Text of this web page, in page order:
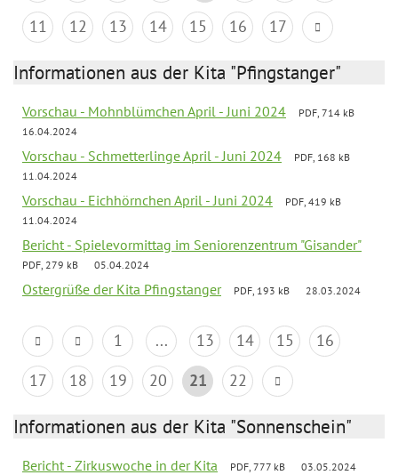
11
12 13 14 15 16 17
Informationen aus der Kita "Pfingstanger"
Vorschau - Mohnblümchen April - Juni 2024
PDF, 714 kB
16.04.2024
Vorschau - Schmetterlinge April - Juni 2024
PDF, 168 kB
11.04.2024
Vorschau - Eichhörnchen April - Juni 2024
PDF, 419 kB
11.04.2024
Bericht - Spielevormittag im Seniorenzentrum "Gisander"
PDF, 279 kB 05.04.2024
Ostergrüße der Kita Pfingstanger PDF, 193 kB 28.03.2024
1 ... 13 14 15
16
17
18 19 20 21 22
Informationen aus der Kita "Sonnenschein"
Bericht - Zirkuswoche in der Kita PDF, 777 kB 03.05.2024